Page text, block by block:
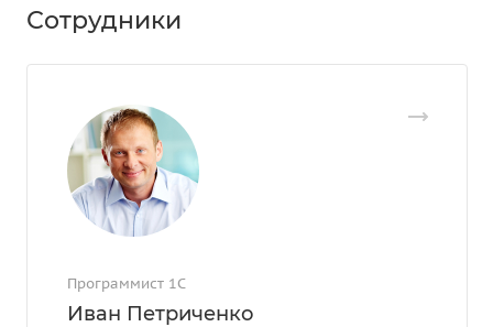
Сотрудники
Программист 1С
Иван Петриченко